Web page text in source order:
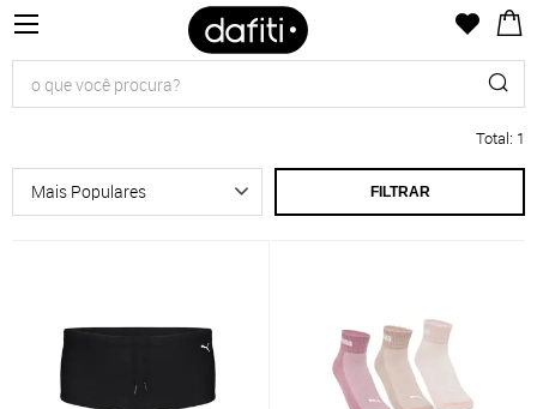
Total: 1
FILTRAR